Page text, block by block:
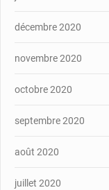
décembre 2020
novembre 2020
octobre 2020
septembre 2020
août 2020
juillet 2020